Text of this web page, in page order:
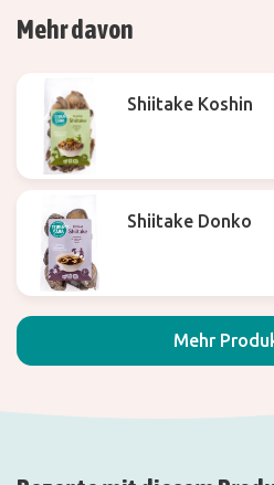
Mehr davon
Shiitake Koshin
Shiitake Donko
Mehr